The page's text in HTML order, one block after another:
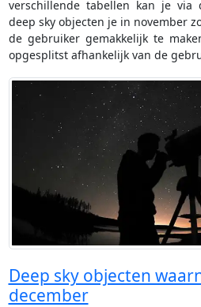
verschillende tabellen kan je via
deep sky objecten je in november
de gebruiker gemakkelijk te
opgesplitst afhankelijk van de
Deep sky objecten
december